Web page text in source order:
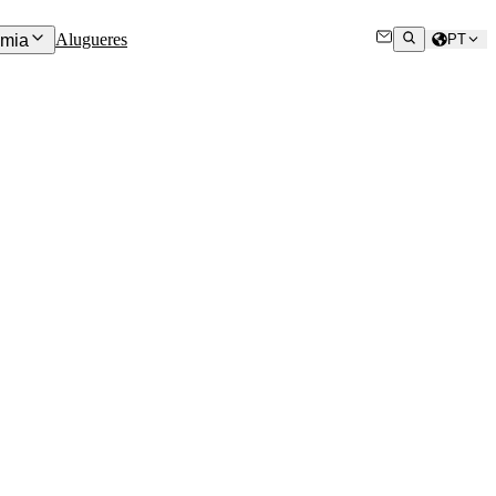
Alugueres PT